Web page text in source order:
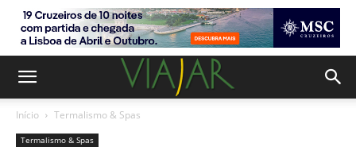
Início Termalismo & Spas
Termalismo & Spas